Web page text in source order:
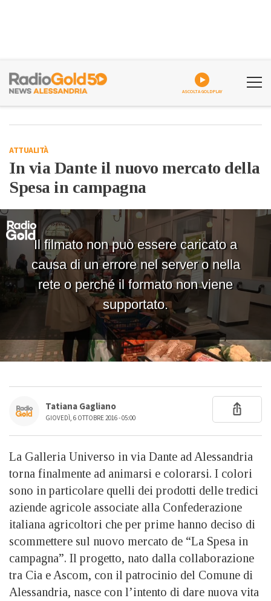
ASCOLTA GOLDPLAY
ATTUALITÀ
In via Dante il nuovo mercato della
Spesa in campagna
Tatiana Gagliano
GIOVEDÌ, 6 OTTOBRE 2016 - 05:00
La Galleria Universo in via Dante ad Alessandria
torna finalmente ad animarsi e colorarsi. I colori
sono in particolare quelli dei prodotti delle tredici
aziende agricole associate alla Confederazione
italiana agricoltori che per prime hanno deciso di
scommettere sul nuovo mercato de “La Spesa in
campagna”. Il progetto, nato dalla collaborazione
tra Cia e Ascom, con il patrocinio del Comune di
Alessandria, nasce con l’intento di dare nuova vita